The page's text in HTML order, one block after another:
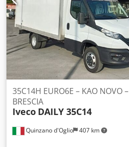
Quinzano d'Oglio 407 km
35C14H EURO6E – KAO NOVO –
BRESCIA
Iveco DAILY 35C14